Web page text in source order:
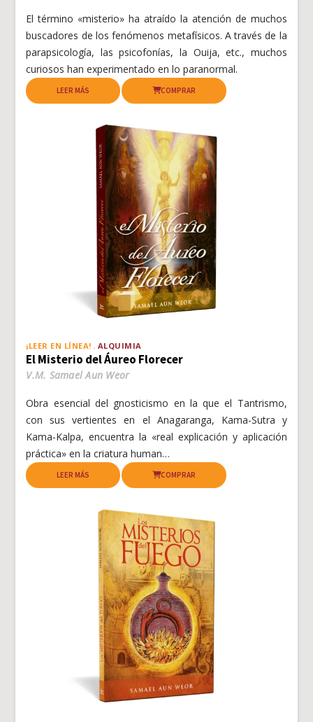
El término «misterio» ha atraído la atención de muchos
buscadores de los fenómenos metafísicos. A través de la
parapsicología, las psicofonías, la Ouija, etc., muchos
curiosos han experimentado en lo paranormal.
LEER MÁS COMPRAR
¡LEER EN LÍNEA! ALQUIMIA
El Misterio del Áureo Florecer
V.M. Samael Aun Weor
Obra esencial del gnosticismo en la que el Tantrismo,
con sus vertientes en el Anagaranga, Kama-Sutra y
Kama-Kalpa, encuentra la «real explicación y aplicación
práctica» en la criatura human…
LEER MÁS COMPRAR